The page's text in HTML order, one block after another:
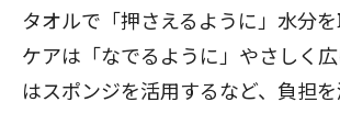
タオルで「押さえるように」水分
ケアは「なでるように」やさしく
はスポンジを活用するなど、負担を